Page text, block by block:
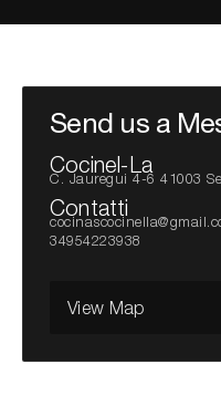
Send us a
Cocinel-La
C. Jauregui 4-6 41003
Contatti
34954223938
View Map